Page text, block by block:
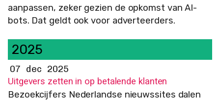
aanpassen, zeker gezien de opkomst van AI-
bots. Dat geldt ook voor adverteerders.
2025
07 dec 2025
Uitgevers zetten in op betalende klanten
Bezoekcijfers Nederlandse nieuwssites dalen